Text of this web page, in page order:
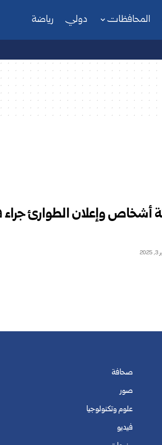
المحافظات دولي رياضة
أشخاص وإعلان الطوارئ
صحافة
صور
علوم وتكنولوجيا
فيديو